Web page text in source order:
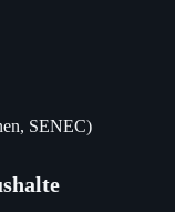
SENEC)